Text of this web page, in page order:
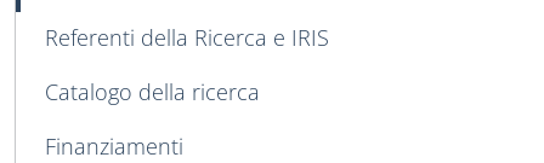
Referenti della Ricerca e IRIS
Catalogo della ricerca
Finanziamenti